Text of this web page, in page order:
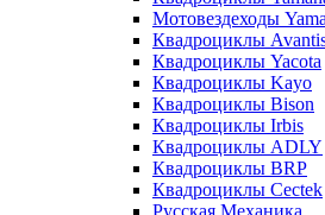
Мотовездеходы
Квадроциклы
Квадроциклы Yacota
Квадроциклы Kayo
Квадроциклы Bison
Квадроциклы Irbis
Квадроциклы ADLY
Квадроциклы BRP
Квадроциклы Cectek
Русская Механика